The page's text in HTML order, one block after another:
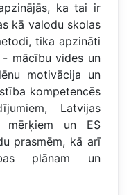
ka tai ir
kā valodu skolas
tika apzināti
mācību vides un
motivācija un
kompetencēs
Latvijas
mērķiem un ES
prasmēm, kā arī
plānam un